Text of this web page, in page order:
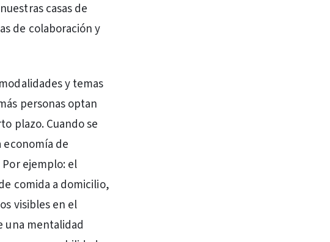
casas de
de colaboración y
y temas
personas optan
plazo. Cuando se
economía de
ejemplo: el
comida a domicilio,
visibles en el
una mentalidad